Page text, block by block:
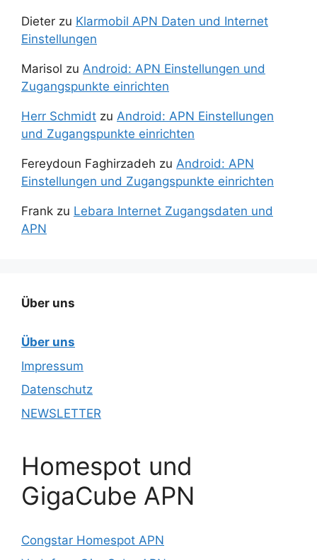
Dieter zu Klarmobil APN Daten und Internet
Einstellungen
Marisol zu Android: APN Einstellungen und
Zugangspunkte einrichten
Herr Schmidt zu Android: APN Einstellungen
und Zugangspunkte einrichten
Fereydoun Faghirzadeh zu Android: APN
Einstellungen und Zugangspunkte einrichten
Frank zu Lebara Internet Zugangsdaten und
APN
Über uns
Über uns
Impressum
Datenschutz
NEWSLETTER
Homespot und
GigaCube APN
Congstar Homespot APN